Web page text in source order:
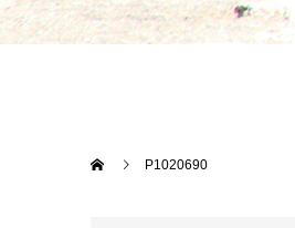
P1020690